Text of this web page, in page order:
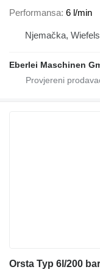
Performansa 6 l/min
Njemačka,
Eberlei Maschinen
Orsta Typ 6l/200 bar